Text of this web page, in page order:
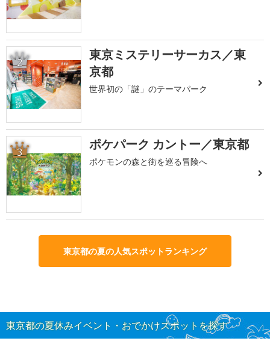
2
東京ミステリーサーカス／東
京都
世界初の「謎」のテーマパーク
3 ポケパーク カントー／東京都
ポケモンの森と街を巡る冒険へ
東京都の夏の人気スポットランキング
東京都の夏休みイベント・おでかけスポットを探す